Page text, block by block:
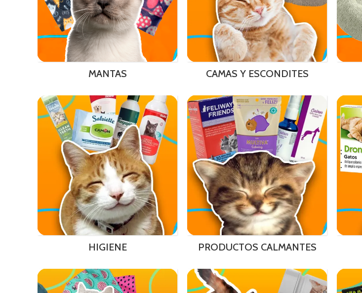
MANTAS CAMAS Y ESCONDITES
HIGIENE PRODUCTOS CALMANTES